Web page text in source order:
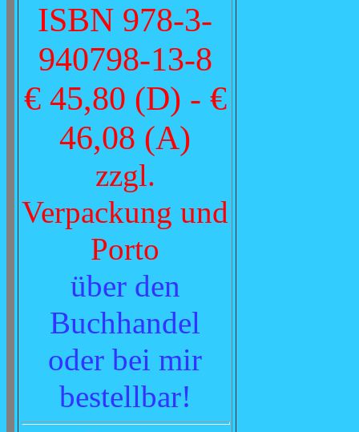
ISBN 978-3-
940798-13-8
€ 45,80 (D) - €
46,08 (A)
zzgl.
Verpackung und
Porto
über den
Buchhandel
oder bei mir
bestellbar!